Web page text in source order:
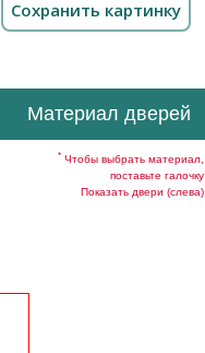
Материал дверей
* Чтобы выбрать материал,
поставьте галочку
Показать двери (слева)